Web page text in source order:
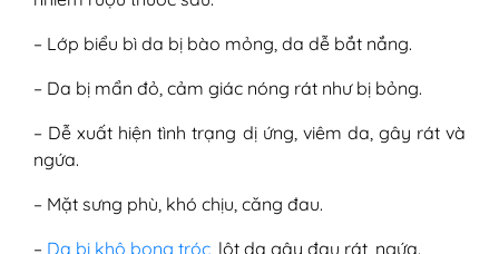
– Lớp biểu bì da bị bào mỏng, da dễ bắt nắng.
– Da bị mẩn đỏ, cảm giác nóng rát như bị bỏng.
– Dễ xuất hiện tình trạng dị ứng, viêm da, gây rát và
ngứa.
– Mặt sưng phù, khó chịu, căng đau.
– Da bị khô bong tróc, lột da gây đau rát, ngứa.